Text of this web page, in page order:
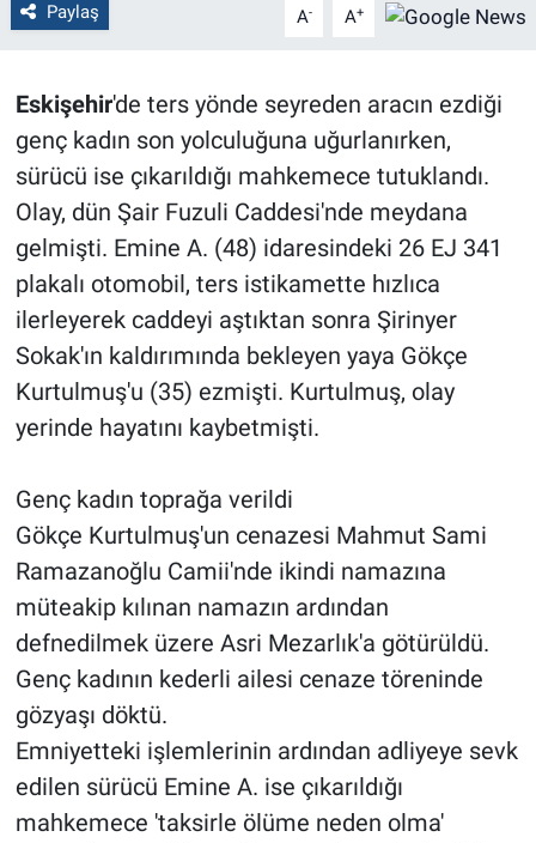
Paylaş A- A+
Eskişehir'de ters yönde seyreden aracın ezdiği
genç kadın son yolculuğuna uğurlanırken,
sürücü ise çıkarıldığı mahkemece tutuklandı.
Olay, dün Şair Fuzuli Caddesi'nde meydana
gelmişti. Emine A. (48) idaresindeki 26 EJ 341
plakalı otomobil, ters istikamette hızlıca
ilerleyerek caddeyi aştıktan sonra Şirinyer
Sokak'ın kaldırımında bekleyen yaya Gökçe
Kurtulmuş'u (35) ezmişti. Kurtulmuş, olay
yerinde hayatını kaybetmişti.
Genç kadın toprağa verildi
Gökçe Kurtulmuş'un cenazesi Mahmut Sami
Ramazanoğlu Camii'nde ikindi namazına
müteakip kılınan namazın ardından
defnedilmek üzere Asri Mezarlık'a götürüldü.
Genç kadının kederli ailesi cenaze töreninde
gözyaşı döktü.
Emniyetteki işlemlerinin ardından adliyeye sevk
edilen sürücü Emine A. ise çıkarıldığı
mahkemece 'taksirle ölüme neden olma'
Genel
Yerel
Magazin
Bilim ve Teknoloji